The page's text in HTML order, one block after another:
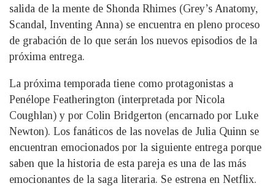
salida de la mente de Shonda Rhimes (Grey’s Anatomy,
Scandal, Inventing Anna) se encuentra en pleno proceso
de grabación de lo que serán los nuevos episodios de la
próxima entrega.
La próxima temporada tiene como protagonistas a
Penélope Featherington (interpretada por Nicola
Coughlan) y por Colin Bridgerton (encarnado por Luke
Newton). Los fanáticos de las novelas de Julia Quinn se
encuentran emocionados por la siguiente entrega porque
saben que la historia de esta pareja es una de las más
emocionantes de la saga literaria. Se estrena en Netflix.